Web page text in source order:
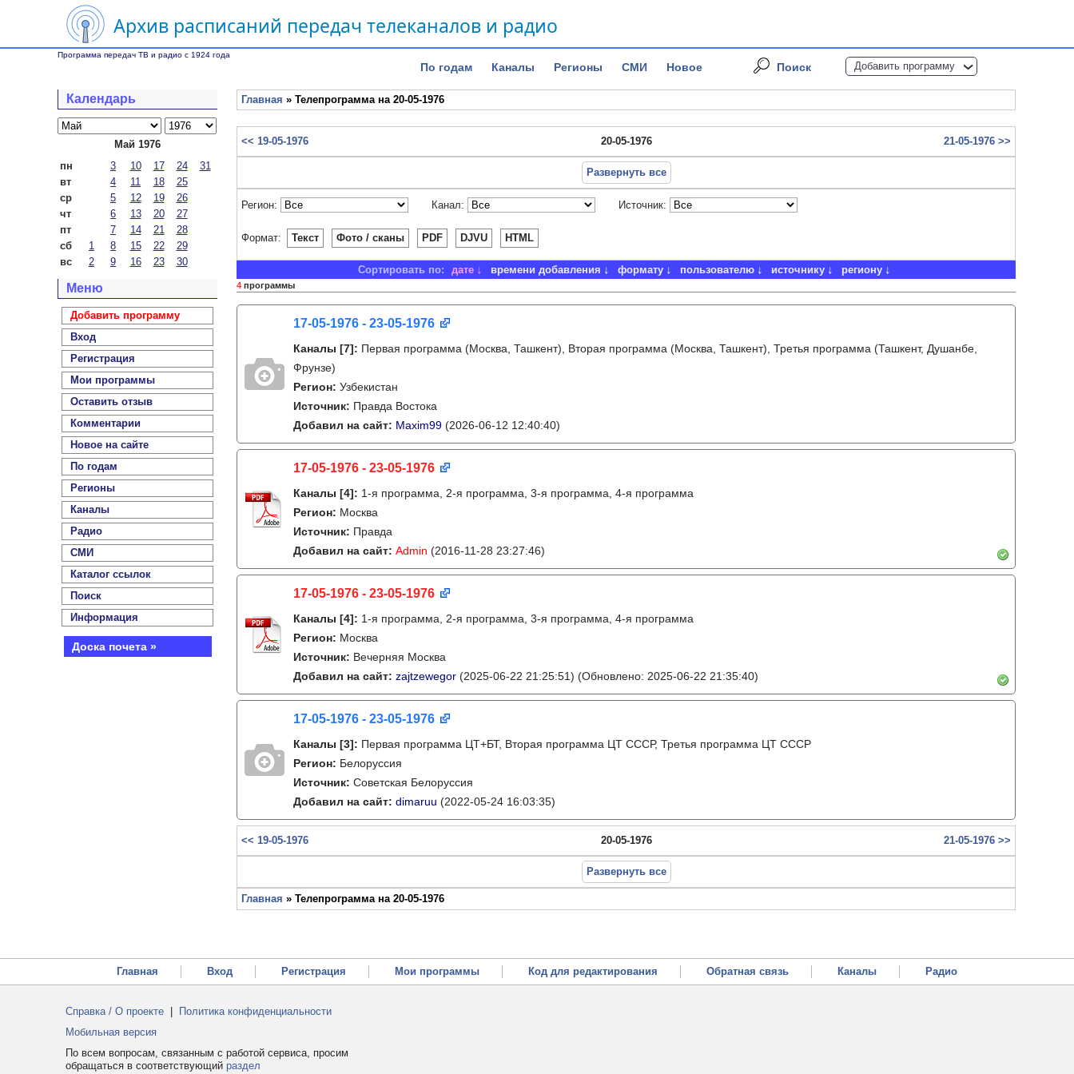
Архив расписаний передач телеканалов и радио
Программа передач ТВ и радио с 1924 года
По годам Каналы Регионы СМИ Новое Поиск Добавить программу
Календарь
Май 1976
пн
3 10 17 24
31
вт
4 11 18
25
ср
5 12 19
26
чт
6 13 20
27
пт
7 14 21
28
сб
1 8 15 22
29
вс
2 9 16 23 30
Меню
Добавить программу
Вход
Регистрация
Мои программы
Оставить отзыв
Комментарии
Новое на сайте
По годам
Регионы
Каналы
Радио
СМИ
Каталог ссылок
Поиск
Информация
Доска почета »
Главная » Телепрограмма на 20-05-1976
<< 19-05-1976 20-05-1976 21-05-1976 >>
Развернуть все
Регион: Канал: Источник:
Формат: Текст Фото / сканы PDF DJVU HTML
Сортировать по: дате времени добавления формату пользователю источнику региону
4 программы
17-05-1976 - 23-05-1976
Каналы [7]: Первая программа (Москва, Ташкент), Вторая программа (Москва, Ташкент), Третья программа (Ташкент, Душанбе,
Фрунзе)
Регион: Узбекистан
Источник: Правда Востока
Добавил на сайт: Maxim99 (2026-06-12 12:40:40)
17-05-1976 - 23-05-1976
Каналы [4]: 1-я программа, 2-я программа, 3-я программа, 4-я программа
Регион: Москва
Источник: Правда
Добавил на сайт: Admin (2016-11-28 23:27:46)
17-05-1976 - 23-05-1976
Каналы [4]: 1-я программа, 2-я программа, 3-я программа, 4-я программа
Регион: Москва
Источник: Вечерняя Москва
Добавил на сайт: zajtzewegor (2025-06-22 21:25:51) (Обновлено: 2025-06-22 21:35:40)
17-05-1976 - 23-05-1976
Каналы [3]: Первая программа ЦТ+БТ, Вторая программа ЦТ ССCР, Третья программа ЦТ ССCР
Регион: Белоруссия
Источник: Советская Белоруссия
Добавил на сайт: dimaruu (2022-05-24 16:03:35)
<< 19-05-1976 20-05-1976 21-05-1976 >>
Развернуть все
Главная » Телепрограмма на 20-05-1976
Главная Вход Регистрация Мои программы Код для редактирования Обратная связь Каналы Радио
Справка / О проекте
Политика конфиденциальности
Мобильная версия
По всем вопросам, связанным с работой сервиса, просим
обращаться в соответствующий раздел